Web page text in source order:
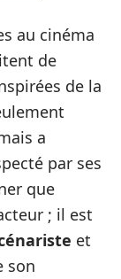
au cinéma
de
de la
a
par ses
que
; il est
et
son